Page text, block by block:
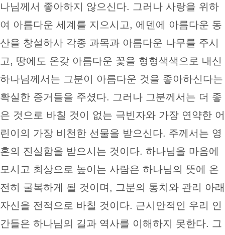
나님께서 좋아하지 않으신다. 그러나 사랑을 위하
여 아름다운 세계를 지으시고, 에덴에 아름다운 동
산을 창설하사 각종 과목과 아름다운 나무를 주시
고, 땅에도 온갖 아름다운 꽃을 형형색색으로 내신
하나님께서는 그분이 아름다운 것을 좋아하신다는
확실한 증거들을 주셨다. 그러나 그분께서는 더 좋
은 것으로 바칠 것이 없는 극빈자와 가장 연약한 어
린이의 가장 비천한 선물을 받으신다. 주께서는 영
혼의 진실함을 받으시는 것이다. 하나님을 마음에
모시고 최상으로 높이는 사람은 하나님의 뜻에 온
전히 굴복하게 될 것이며, 그분의 통치와 관리 아래
자신을 전적으로 바칠 것이다. 근시안적인 우리 인
간들은 하나님의 길과 역사를 이해하지 못한다. 그